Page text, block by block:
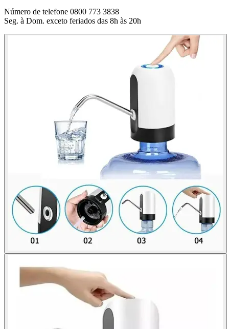
Número de telefone 0800 773 3838
Seg. à Dom. exceto feriados das 8h às 20h